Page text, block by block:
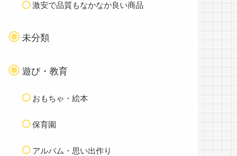
激安で品質もなかなか良い商品
未分類
遊び・教育
おもちゃ・絵本
保育園
アルバム・思い出作り